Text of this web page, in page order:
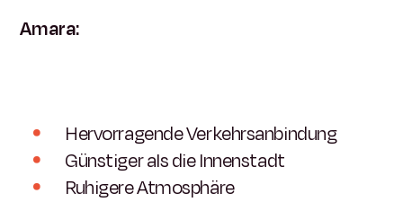
Amara:
Hervorragende Verkehrsanbindung
Günstiger als die Innenstadt
Ruhigere Atmosphäre